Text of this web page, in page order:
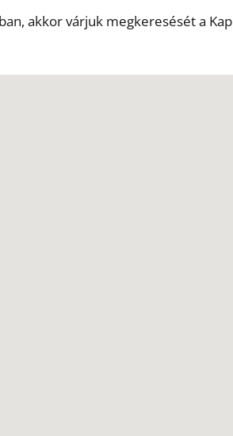
akkor várjuk megkeresését a